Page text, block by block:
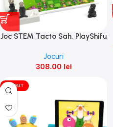
Joc STEM Tacto Sah, PlayShifu
Jocuri
308.00 lei
VÎNDUT